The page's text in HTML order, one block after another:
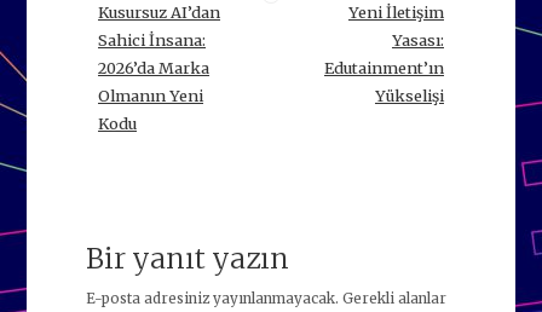
Kusursuz AI’dan
Sahici İnsana:
2026’da Marka
Olmanın Yeni
Kodu
Yeni İletişim
Yasası:
Edutainment’ın
Yükselişi
Bir yanıt yazın
E-posta adresiniz yayınlanmayacak. Gerekli alanlar